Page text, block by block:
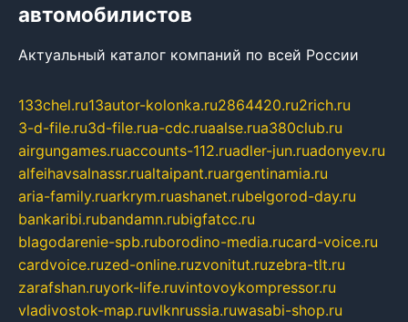
автомобилистов
Актуальный каталог компаний по всей России
133chel.ru13autor-kolonka.ru2864420.ru2rich.ru
3-d-file.ru3d-file.rua-cdc.ruaalse.rua380club.ru
airgungames.ruaccounts-112.ruadler-jun.ruadonyev.ru
alfeihavsalnassr.rualtaipant.ruargentinamia.ru
aria-family.ruarkrym.ruashanet.rubelgorod-day.ru
bankaribi.rubandamn.rubigfatcc.ru
blagodarenie-spb.ruborodino-media.rucard-voice.ru
cardvoice.ruzed-online.ruzvonitut.ruzebra-tlt.ru
zarafshan.ruyork-life.ruvintovoykompressor.ru
vladivostok-map.ruvlknrussia.ruwasabi-shop.ru